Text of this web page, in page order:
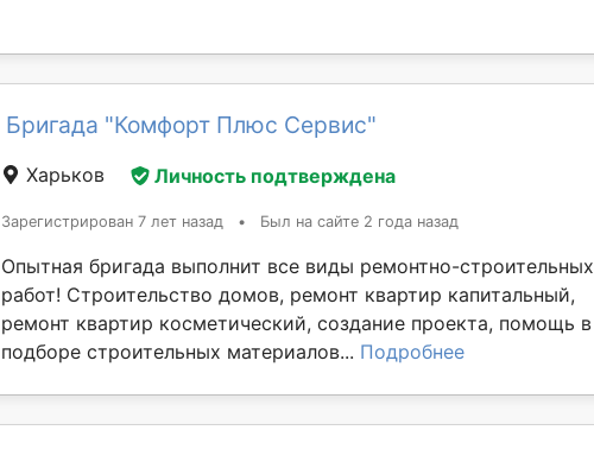
Бригада "Комфорт Плюс Сервис"
Харьков Личность подтверждена
Зарегистрирован 7 лет назад • Был на сайте 2 года назад
Опытная бригада выполнит все виды ремонтно-строительных
работ! Строительство домов, ремонт квартир капитальный,
ремонт квартир косметический, создание проекта, помощь в
подборе строительных материалов... Подробнее